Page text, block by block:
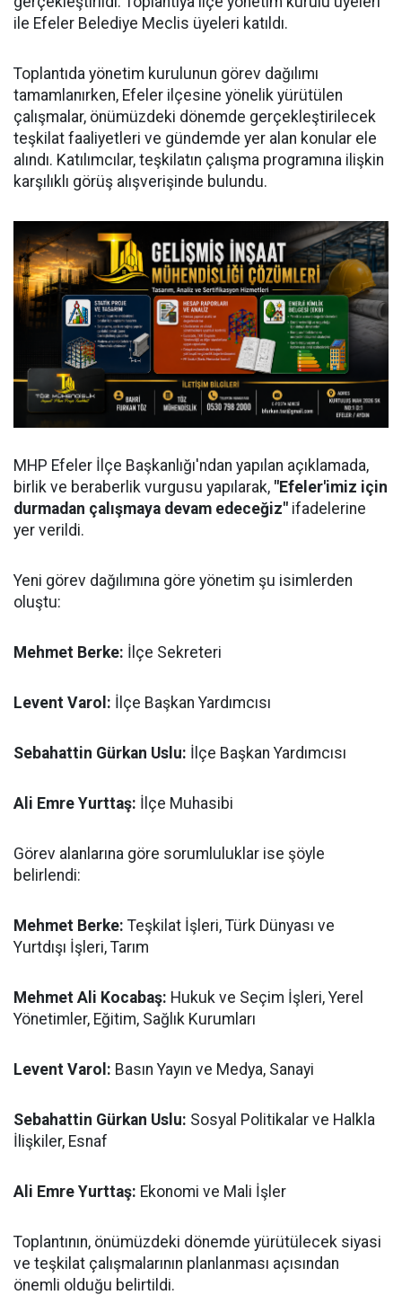
ile Efeler Belediye Meclis üyeleri katıldı.
Toplantıda yönetim kurulunun görev dağılımı
tamamlanırken, Efeler ilçesine yönelik yürütülen
çalışmalar, önümüzdeki dönemde gerçekleştirilecek
teşkilat faaliyetleri ve gündemde yer alan konular ele
alındı. Katılımcılar, teşkilatın çalışma programına ilişkin
karşılıklı görüş alışverişinde bulundu.
MHP Efeler İlçe Başkanlığı'ndan yapılan açıklamada,
birlik ve beraberlik vurgusu yapılarak, "Efeler'imiz için
durmadan çalışmaya devam edeceğiz" ifadelerine
yer verildi.
Yeni görev dağılımına göre yönetim şu isimlerden
oluştu:
Mehmet Berke: İlçe Sekreteri
Levent Varol: İlçe Başkan Yardımcısı
Sebahattin Gürkan Uslu: İlçe Başkan Yardımcısı
Ali Emre Yurttaş: İlçe Muhasibi
Görev alanlarına göre sorumluluklar ise şöyle
belirlendi:
Mehmet Berke: Teşkilat İşleri, Türk Dünyası ve
Yurtdışı İşleri, Tarım
Mehmet Ali Kocabaş: Hukuk ve Seçim İşleri, Yerel
Yönetimler, Eğitim, Sağlık Kurumları
Levent Varol: Basın Yayın ve Medya, Sanayi
Sebahattin Gürkan Uslu: Sosyal Politikalar ve Halkla
İlişkiler, Esnaf
Ali Emre Yurttaş: Ekonomi ve Mali İşler
Toplantının, önümüzdeki dönemde yürütülecek siyasi
ve teşkilat çalışmalarının planlanması açısından
önemli olduğu belirtildi.